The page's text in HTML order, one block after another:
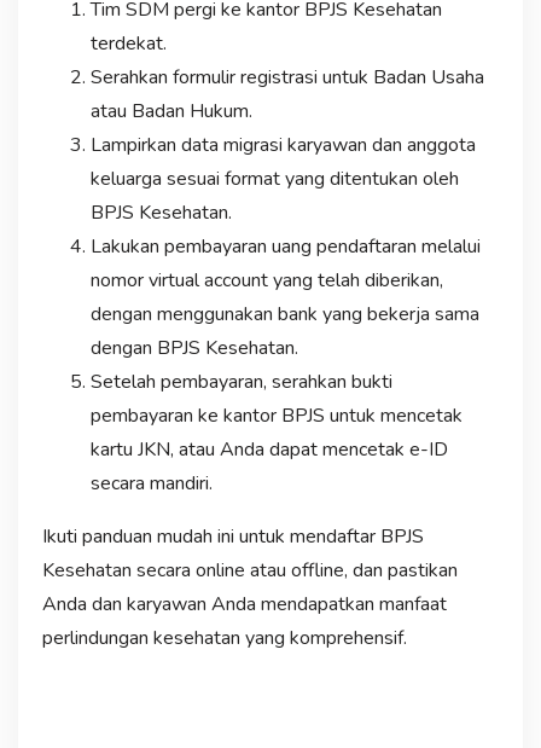
Tim SDM pergi ke kantor BPJS Kesehatan
terdekat.
Serahkan formulir registrasi untuk Badan Usaha
atau Badan Hukum.
Lampirkan data migrasi karyawan dan anggota
keluarga sesuai format yang ditentukan oleh
BPJS Kesehatan.
Lakukan pembayaran uang pendaftaran melalui
nomor virtual account yang telah diberikan,
dengan menggunakan bank yang bekerja sama
dengan BPJS Kesehatan.
Setelah pembayaran, serahkan bukti
pembayaran ke kantor BPJS untuk mencetak
kartu JKN, atau Anda dapat mencetak e-ID
secara mandiri.
Ikuti panduan mudah ini untuk mendaftar BPJS
Kesehatan secara online atau offline, dan pastikan
Anda dan karyawan Anda mendapatkan manfaat
perlindungan kesehatan yang komprehensif.